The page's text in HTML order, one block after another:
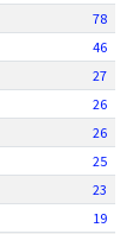
78
46
27
26
26
25
23
19